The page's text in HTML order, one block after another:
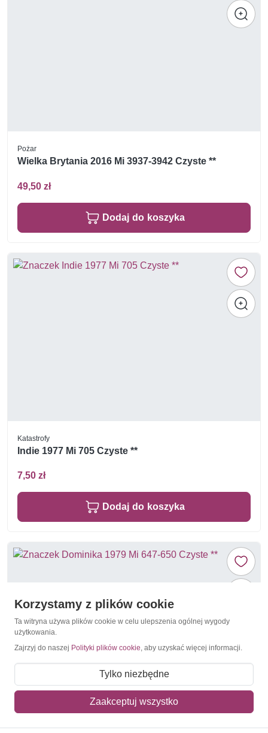
Pożar
Wielka Brytania 2016 Mi 3937-3942 Czyste **
49,50 zł
Dodaj do koszyka
Katastrofy
Indie 1977 Mi 705 Czyste **
7,50 zł
Dodaj do koszyka
Elisabeth II
Korzystamy z plików cookie
Ta witryna używa plików cookie w celu ulepszenia ogólnej wygody
użytkowania.
Zajrzyj do naszej Polityki plików cookie, aby uzyskać więcej informacji.
Tylko niezbędne
Zaakceptuj wszystko